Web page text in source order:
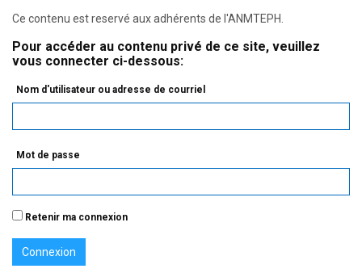
Ce contenu est reservé aux adhérents de l'ANMTEPH.
Pour accéder au contenu privé de ce site, veuillez
vous connecter ci-dessous:
Nom d'utilisateur ou adresse de courriel
Mot de passe
Retenir ma connexion